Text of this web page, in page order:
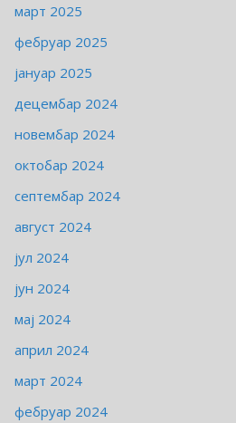
март 2025
фебруар 2025
јануар 2025
децембар 2024
новембар 2024
октобар 2024
септембар 2024
август 2024
јул 2024
јун 2024
мај 2024
април 2024
март 2024
фебруар 2024